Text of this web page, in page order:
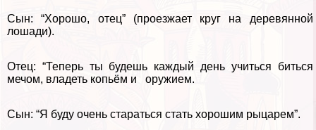
Сын: “Хорошо, отец” (проезжает круг на деревянной
лошади).
Отец: “Теперь ты будешь каждый день учиться биться
мечом, владеть копьём и оружием.
Сын: “Я буду очень стараться стать хорошим рыцарем”.